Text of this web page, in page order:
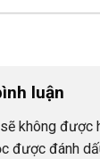
luận
không được
được đánh